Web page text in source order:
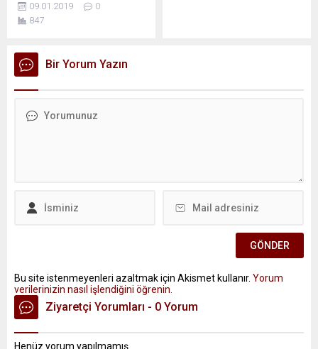
09.01.2019
0
847
Bir Yorum Yazın
Bu site istenmeyenleri azaltmak için Akismet kullanır. Yorum
verilerinizin nasıl işlendiğini öğrenin.
Ziyaretçi Yorumları - 0 Yorum
Henüz yorum yapılmamış.